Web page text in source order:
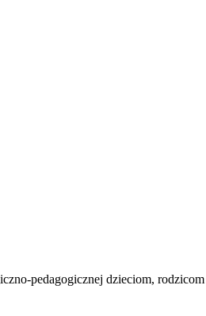
pedagogicznej dzieciom,